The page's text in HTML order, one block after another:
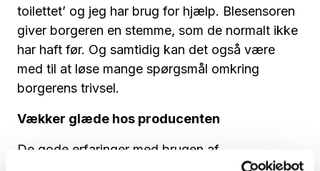
toilettet’ og jeg har brug for hjælp. Blesensoren
giver borgeren en stemme, som de normalt ikke
har haft før. Og samtidig kan det også være
med til at løse mange spørgsmål omkring
borgerens trivsel.
Vækker glæde hos producenten
De gode erfaringer med brugen af